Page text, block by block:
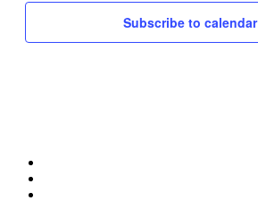
Subscribe to calendar